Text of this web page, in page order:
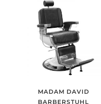
MADAM DAVID
BARBERSTUHL